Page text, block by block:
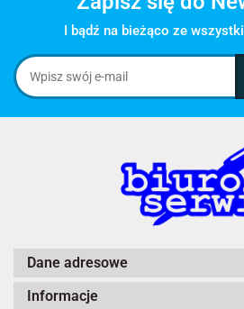
I bądź na bieżąco ze
Dane adresowe
Informacje